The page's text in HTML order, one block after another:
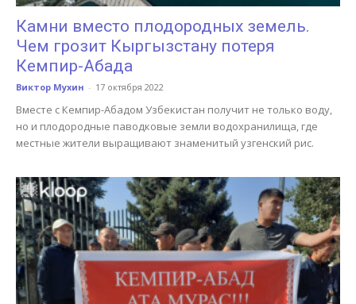
Камни вместо плодородных земель.
Чем грозит Кыргызстану потеря
Кемпир-Абада
Виктор Мухин - 17 октября 2022
Вместе с Кемпир-Абадом Узбекистан получит не только воду,
но и плодородные паводковые земли водохранилища, где
местные жители выращивают знаменитый узгенский рис.